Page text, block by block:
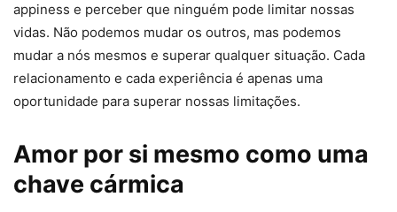
appiness e perceber que ninguém pode limitar nossas
vidas. Não podemos mudar os outros, mas podemos
mudar a nós mesmos e superar qualquer situação. Cada
relacionamento e cada experiência é apenas uma
oportunidade para superar nossas limitações.
Amor por si mesmo como uma
chave cármica